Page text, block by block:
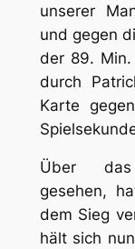
unserer
und gegen
der 89.
durch
Karte
Über das
gesehen,
dem Sieg
hält sich